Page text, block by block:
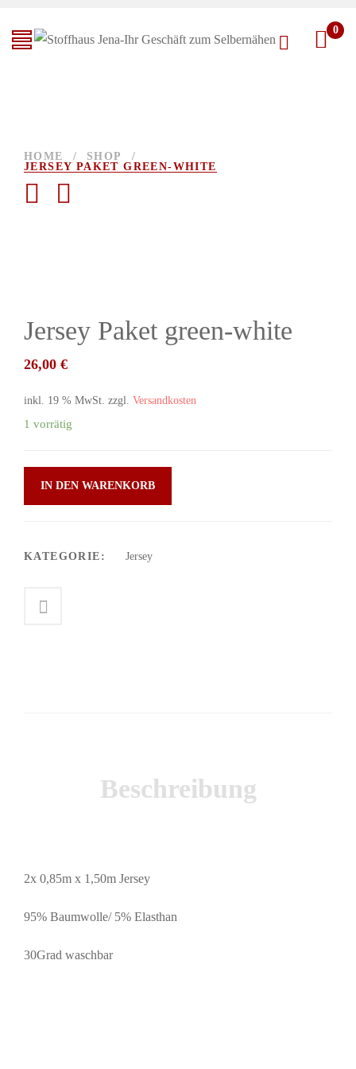
0
HOME / SHOP
/
JERSEY PAKET GREEN-WHITE
Jersey Paket green-white
26,00 €
inkl. 19 % MwSt. zzgl. Versandkosten
1 vorrätig
IN DEN WARENKORB
KATEGORIE: Jersey
Beschreibung
2x 0,85m x 1,50m Jersey
95% Baumwolle/ 5% Elasthan
30Grad waschbar